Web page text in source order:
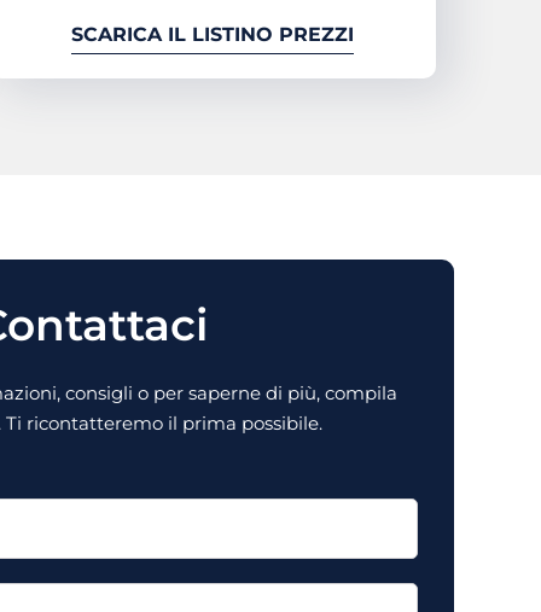
SCARICA IL LISTINO PREZZI
consigli o per saperne di più, compila
ricontatteremo il prima possibile.